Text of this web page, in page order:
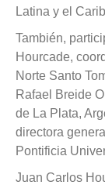
Latina y el
También,
Hourcade,
Norte Santo
Rafael Breide
de La Plata,
directora
Pontificia
Juan Carlos